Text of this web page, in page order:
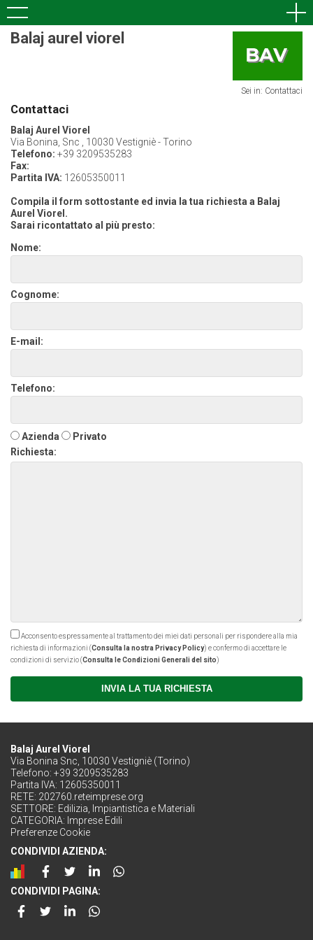
Balaj aurel viorel
Sei in: Contattaci
Contattaci
Balaj Aurel Viorel
Via Bonina, Snc , 10030 Vestigniè - Torino
Telefono: +39 3209535283
Fax:
Partita IVA: 12605350011
Compila il form sottostante ed invia la tua richiesta a Balaj
Aurel Viorel.
Sarai ricontattato al più presto:
Nome:
Cognome:
E-mail:
Telefono:
Azienda
Privato
Richiesta:
Acconsento espressamente al trattamento dei miei dati personali per rispondere alla mia
richiesta di informazioni (Consulta la nostra Privacy Policy) e confermo di accettare le
condizioni di servizio (Consulta le Condizioni Generali del sito)
INVIA LA TUA RICHIESTA
Balaj Aurel Viorel
Via Bonina Snc, 10030 Vestigniè (Torino)
Telefono: +39 3209535283
Partita IVA: 12605350011
RETE: 202760.reteimprese.org
SETTORE: Edilizia, Impiantistica e Materiali
CATEGORIA: Imprese Edili
Preferenze Cookie
CONDIVIDI AZIENDA:
CONDIVIDI PAGINA: